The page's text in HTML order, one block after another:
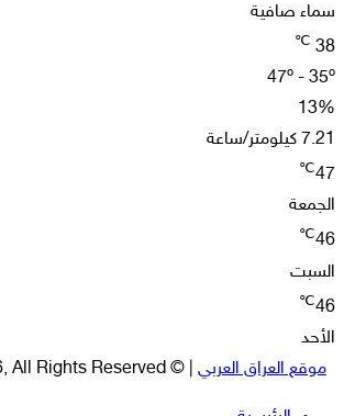
سماء صافية
38
℃
47º - 35º
13%
7.21 كيلومتر/ساعة
47
℃
الجمعة
46
℃
السبت
46
℃
الأحد
موقع العراق العربي | © Copyright 2026, All Rights Reserved